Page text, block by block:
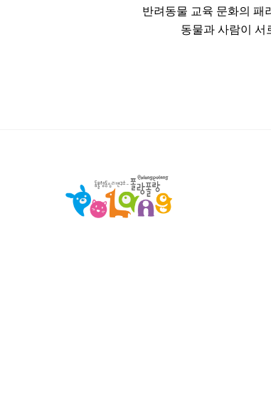
반려동물 교육 문화의 패
동물과 사람이 서